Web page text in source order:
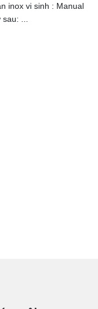
inox vi sinh : Manual
...